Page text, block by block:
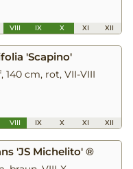
VIII IX X XI XII
'Scapino'
140 cm, rot, VII-VIII
VIII IX X XI XII
'JS Michelito' ®